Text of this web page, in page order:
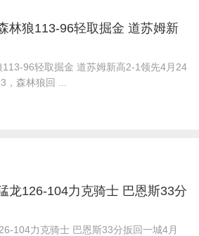
林狼113-96轻取掘金 道苏姆新
113-96轻取掘金 道苏姆新高2-1领先4月24
，森林狼回 ...
龙126-104力克骑士 巴恩斯33分
104力克骑士 巴恩斯33分扳回一城4月